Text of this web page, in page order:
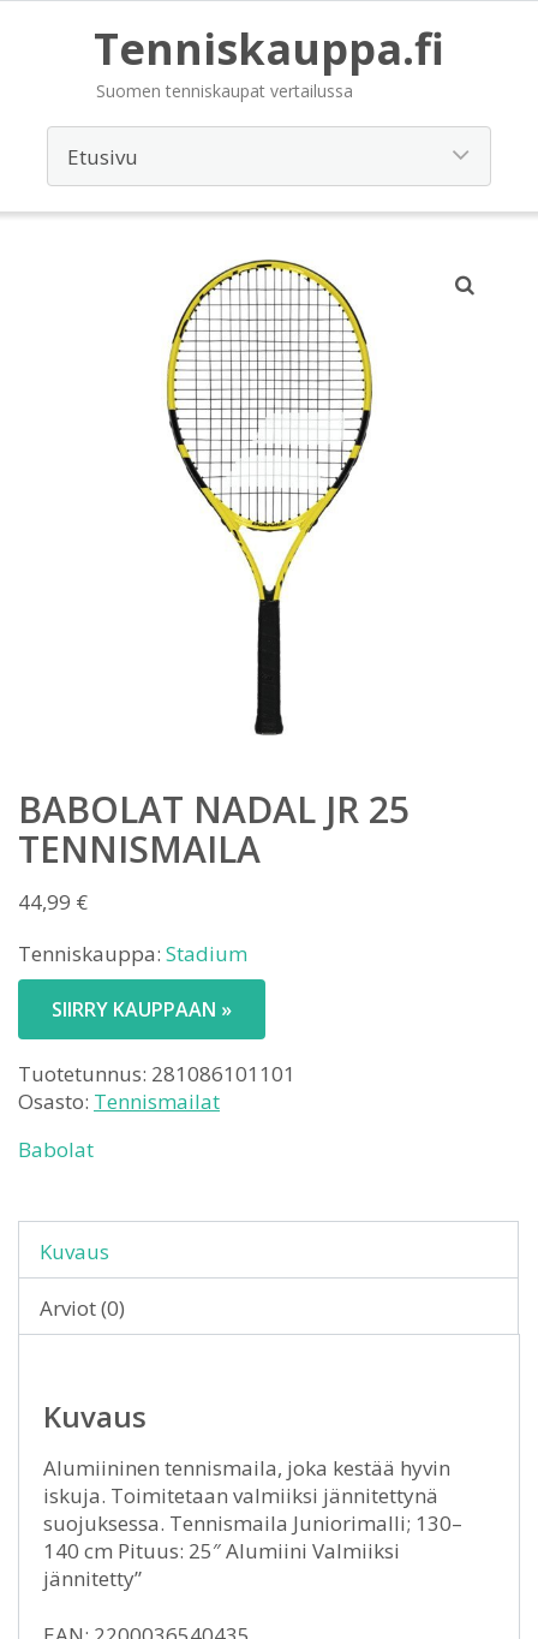
Tenniskauppa.fi
Suomen tenniskaupat vertailussa
BABOLAT NADAL JR 25
TENNISMAILA
44,99 €
Tenniskauppa: Stadium
SIIRRY KAUPPAAN »
Tuotetunnus: 281086101101
Osasto: Tennismailat
Babolat
Kuvaus
Arviot (0)
Kuvaus
Alumiininen tennismaila, joka kestää hyvin
iskuja. Toimitetaan valmiiksi jännitettynä
suojuksessa. Tennismaila Juniorimalli; 130–
140 cm Pituus: 25″ Alumiini Valmiiksi
jännitetty”